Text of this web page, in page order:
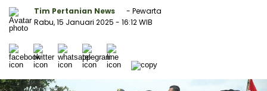
Tim Pertanian News
- Pewarta
Rabu, 15 Januari 2025 - 16:12 WIB